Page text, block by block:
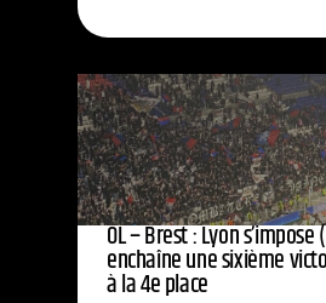
OL – Brest : Lyon s’impose
enchaîne une sixième
à la 4e place